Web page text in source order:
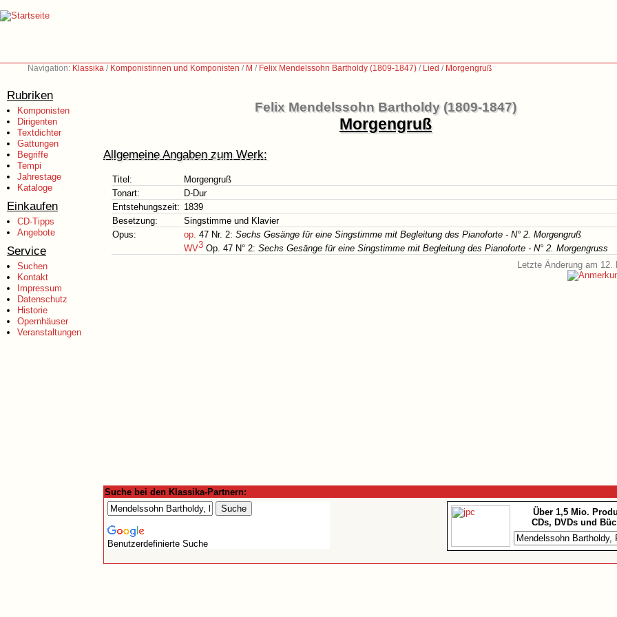
Navigation: Klassika / Komponistinnen und Komponisten / M / Felix Mendelssohn Bartholdy (1809-1847) / Lied / Morgengruß
Rubriken
Komponisten
Dirigenten
Textdichter
Gattungen
Begriffe
Tempi
Jahrestage
Kataloge
Einkaufen
CD-Tipps
Angebote
Service
Suchen
Kontakt
Impressum
Datenschutz
Historie
Opernhäuser
Veranstaltungen
Felix Mendelssohn Bartholdy (1809-1847)
Morgengruß
Allgemeine Angaben zum Werk:
Titel:
Morgengruß
Tonart:
D-Dur
Entstehungszeit: 1839
Besetzung:
Singstimme und Klavier
Opus:
op. 47 Nr. 2: Sechs Gesänge für eine Singstimme mit Begleitung des Pianoforte - N° 2. Morgengruß
WV3 Op. 47 N° 2: Sechs Gesänge für eine Singstimme mit Begleitung des Pianoforte - N° 2. Morgengruss
Letzte Änderung am 12.
Suche bei den Klassika-Partnern:
Benutzerdefinierte Suche
Über 1,5 Mio.
CDs, DVDs und